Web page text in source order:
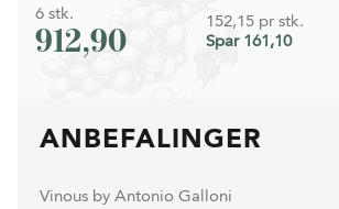
6 stk.
912,90
152,15 pr stk.
Spar 161,10
ANBEFALINGER
Vinous by Antonio Galloni